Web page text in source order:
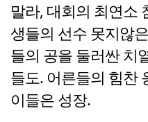
말라, 대회의 최연소
생들의 선수 못지않
들의 공을 둘러싼 치
들도. 어른들의 힘찬
이들은 성장.